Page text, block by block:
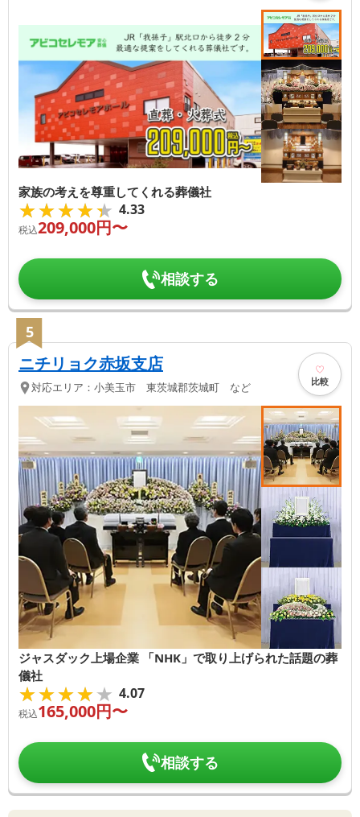
家族の考えを尊重してくれる葬儀社
★★★★★
★★★★★ 4.33
税込209,000円〜
相談する
5
ニチリョク赤坂支店
対応エリア： 小美玉市 東茨城郡茨城町 など 比較
ジャスダック上場企業 「NHK」で取り上げられた話題の葬
儀社
★★★★★
★★★★★ 4.07
税込165,000円〜
相談する